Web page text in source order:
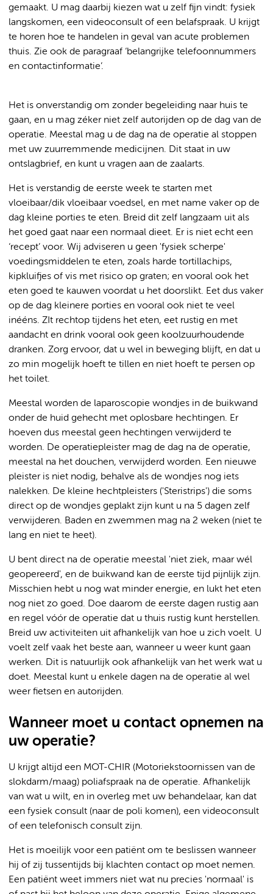
gemaakt. U mag daarbij kiezen wat u zelf fijn vindt: fysiek
langskomen, een videoconsult of een belafspraak. U krijgt
te horen hoe te handelen in geval van acute problemen
thuis. Zie ook de paragraaf ‘belangrijke telefoonnummers
en contactinformatie’.
Het is onverstandig om zonder begeleiding naar huis te
gaan, en u mag zéker niet zelf autorijden op de dag van de
operatie. Meestal mag u de dag na de operatie al stoppen
met uw zuurremmende medicijnen. Dit staat in uw
ontslagbrief, en kunt u vragen aan de zaalarts.
Het is verstandig de eerste week te starten met
vloeibaar/dik vloeibaar voedsel, en met name vaker op de
dag kleine porties te eten. Breid dit zelf langzaam uit als
het goed gaat naar een normaal dieet. Er is niet echt een
‘recept’ voor. Wij adviseren u geen 'fysiek scherpe'
voedingsmiddelen te eten, zoals harde tortillachips,
kipkluifjes of vis met risico op graten; en vooral ook het
eten goed te kauwen voordat u het doorslikt. Eet dus vaker
op de dag kleinere porties en vooral ook niet te veel
inééns. ZIt rechtop tijdens het eten, eet rustig en met
aandacht en drink vooral ook geen koolzuurhoudende
dranken. Zorg ervoor, dat u wel in beweging blijft, en dat u
zo min mogelijk hoeft te tillen en niet hoeft te persen op
het toilet.
Meestal worden de laparoscopie wondjes in de buikwand
onder de huid gehecht met oplosbare hechtingen. Er
hoeven dus meestal geen hechtingen verwijderd te
worden. De operatiepleister mag de dag na de operatie,
meestal na het douchen, verwijderd worden. Een nieuwe
pleister is niet nodig, behalve als de wondjes nog iets
nalekken. De kleine hechtpleisters ('Steristrips') die soms
direct op de wondjes geplakt zijn kunt u na 5 dagen zelf
verwijderen. Baden en zwemmen mag na 2 weken (niet te
lang en niet te heet).
U bent direct na de operatie meestal 'niet ziek, maar wél
geopereerd', en de buikwand kan de eerste tijd pijnlijk zijn.
Misschien hebt u nog wat minder energie, en lukt het eten
nog niet zo goed. Doe daarom de eerste dagen rustig aan
en regel vóór de operatie dat u thuis rustig kunt herstellen.
Breid uw activiteiten uit afhankelijk van hoe u zich voelt. U
voelt zelf vaak het beste aan, wanneer u weer kunt gaan
werken. Dit is natuurlijk ook afhankelijk van het werk wat u
doet. Meestal kunt u enkele dagen na de operatie al wel
weer fietsen en autorijden.
Wanneer moet u contact opnemen na
uw operatie?
U krijgt altijd een MOT-CHIR (Motoriekstoornissen van de
slokdarm/maag) poliafspraak na de operatie. Afhankelijk
van wat u wilt, en in overleg met uw behandelaar, kan dat
een fysiek consult (naar de poli komen), een videoconsult
of een telefonisch consult zijn.
Het is moeilijk voor een patiënt om te beslissen wanneer
hij of zij tussentijds bij klachten contact op moet nemen.
Een patiënt weet immers niet wat nu precies 'normaal' is